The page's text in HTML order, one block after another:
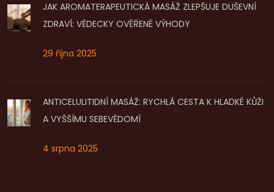
JAK AROMATERAPEUTICKÁ MASÁŽ ZLEPŠUJE DUŠEVNÍ
ZDRAVÍ: VĚDECKY OVĚŘENÉ VÝHODY
29 října 2025
ANTICELULITIDNÍ MASÁŽ: RYCHLÁ CESTA K HLADKÉ KŮŽI
A VYŠŠÍMU SEBEVĚDOMÍ
4 srpna 2025